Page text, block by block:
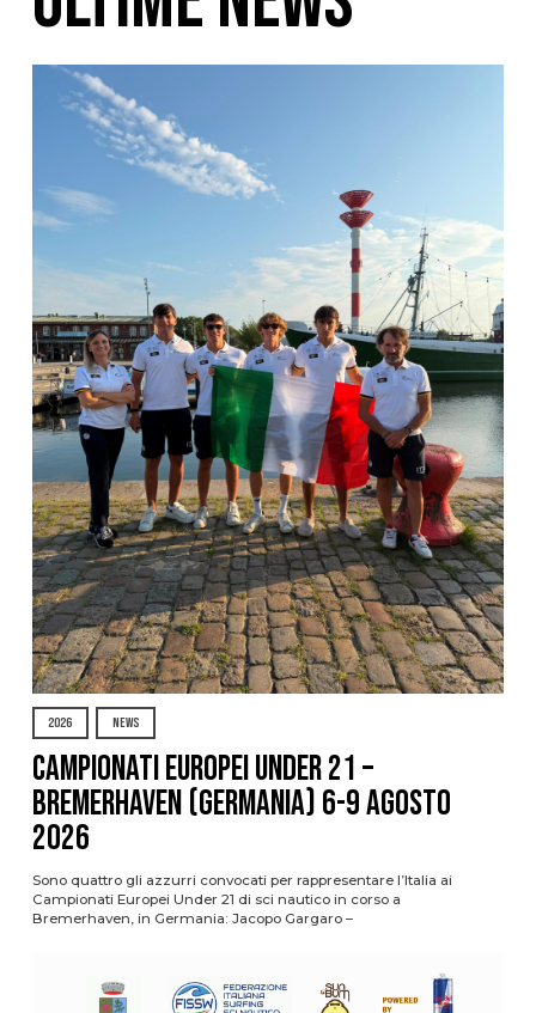
2026 NEWS
Campionati Europei Under 21 –
Bremerhaven (Germania) 6-9 agosto
2026
Sono quattro gli azzurri convocati per rappresentare l’Italia ai
Campionati Europei Under 21 di sci nautico in corso a
Bremerhaven, in Germania: Jacopo Gargaro –